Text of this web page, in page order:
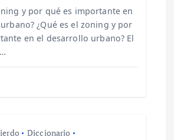
y por qué es importante en
¿Qué es el zoning y por
en el desarrollo urbano? El
Diccionario